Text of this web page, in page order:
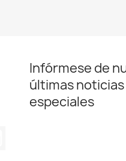
Infórmese de
últimas
especiales